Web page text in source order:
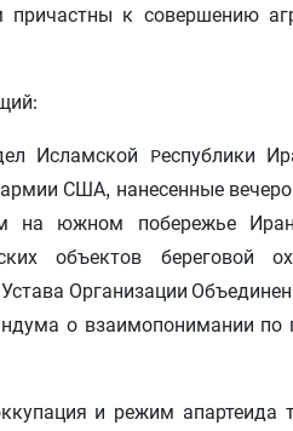
причастны к совершению
Исламской Pеспублики
США, нанесенные
на южном побережье
объектов береговой
Организации
о взаимопонимании по
и режим апартеида